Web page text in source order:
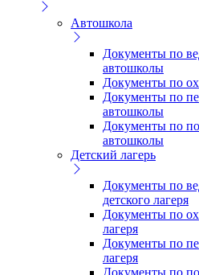
Автошкола
Документы по
автошколы
Документы по
Документы по
автошколы
Документы по
автошколы
Детский лагерь
Документы по
детского лагеря
Документы по
лагеря
Документы по
лагеря
Документы по